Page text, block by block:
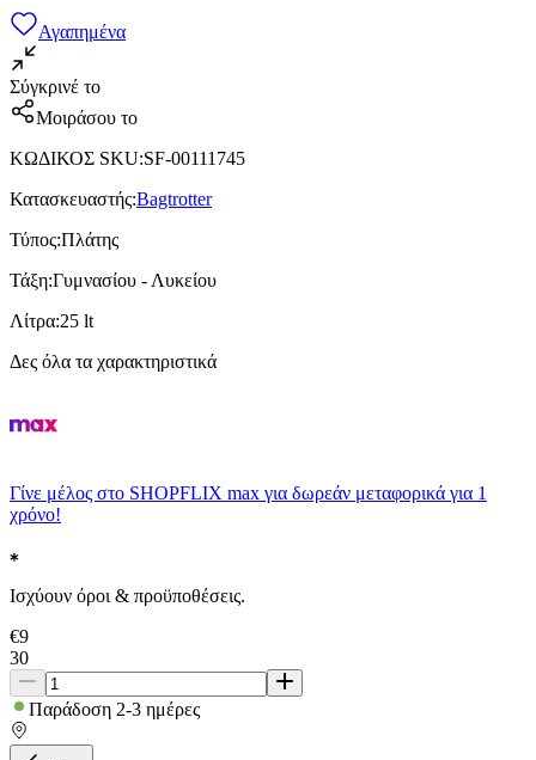
Αγαπημένα
Σύγκρινέ το
Μοιράσου το
ΚΩΔΙΚΟΣ SKU:SF-00111745
Κατασκευαστής:Bagtrotter
Τύπος:Πλάτης
Τάξη:Γυμνασίου - Λυκείου
Λίτρα:25 lt
Δες όλα τα χαρακτηριστικά
Γίνε μέλος στο SHOPFLIX max για δωρεάν μεταφορικά για 1
χρόνο!
Ισχύουν όροι & προϋποθέσεις.
€9
30
Παράδοση 2-3 ημέρες